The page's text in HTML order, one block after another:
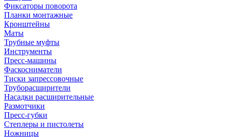
Фиксаторы поворота
Планки монтажные
Кронштейны
Маты
Трубные муфты
Инструменты
Пресс-машины
Фаскосниматели
Тиски запрессовочные
Труборасширители
Насадки расширительные
Размотчики
Пресс-губки
Степлеры и пистолеты
Ножницы